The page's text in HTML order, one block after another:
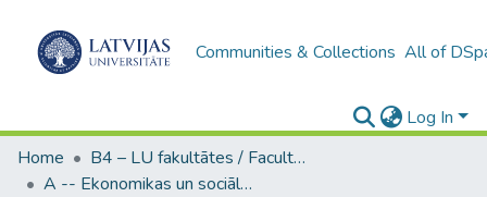
Communities & Collections All of
Log In
Home
B4 – LU fakultātes / Faculties of the UL
A -- Ekonomikas un sociālo zinātņu fakultāte / Faculty of Economics and Social Sciences